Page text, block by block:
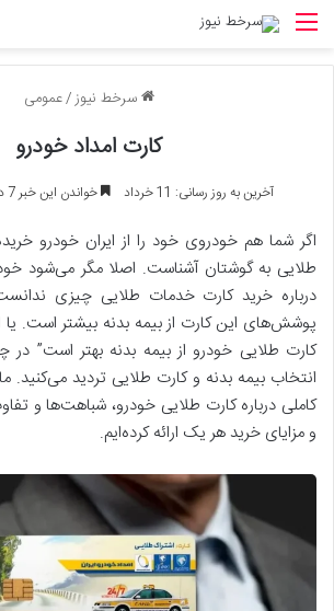
منو
سرخط نیوز/عمومی
کارت امداد خودرو
آخرین به روز رسانی: 11 خرداد خواندن این خبر 7 دقیقه طول می کشد
اگر شما هم خودروی خود را از ایران خودرو
طلایی به گوشتان آشناست. اصلا مگر می‌شود
درباره خرید کارت خدمات طلایی چیزی
پوشش‌های این کارت از بیمه بدنه بیشتر است. یا
کارت طلایی خودرو از بیمه بدنه بهتر است” در
انتخاب بیمه بدنه و کارت طلایی تردید می‌کنید.
کاملی درباره کارت طلایی خودرو، شباهت‌ها و
و مزایای خرید هر یک ارائه کرده‌ایم.